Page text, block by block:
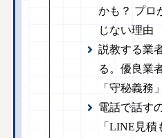
かも？ プロ
じない理由
説教する業
る。優良業
「守秘義務」
電話で話す
「LINE見